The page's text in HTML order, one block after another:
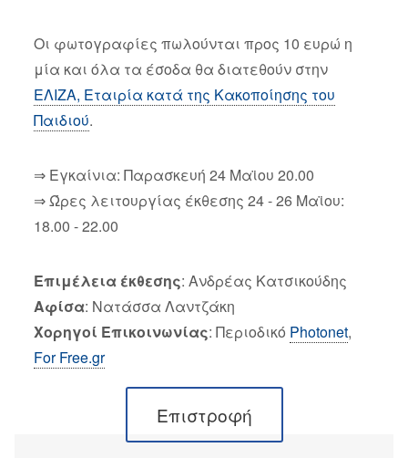
Οι φωτογραφίες πωλούνται προς 10 ευρώ η
μία και όλα τα έσοδα θα διατεθούν στην
ΕΛΙΖΑ, Εταιρία κατά της Κακοποίησης του
Παιδιού.
⇒ Εγκαίνια: Παρασκευή 24 Μαϊου 20.00
⇒ Ώρες λειτουργίας έκθεσης 24 - 26 Μαϊου:
18.00 - 22.00
Επιμέλεια έκθεσης: Ανδρέας Κατσικούδης
Αφίσα: Νατάσσα Λαντζάκη
Χορηγοί Επικοινωνίας: Περιοδικό Photonet,
For Free.gr
Επιστροφή